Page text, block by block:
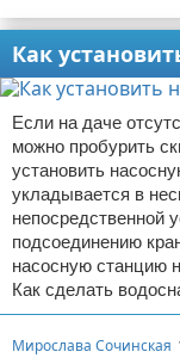
Как
Если на даче
можно пробурить
установить
укладывается в
непосредственной
подсоединению
насосную станцию
Как сделать
Мирослава Сочинская